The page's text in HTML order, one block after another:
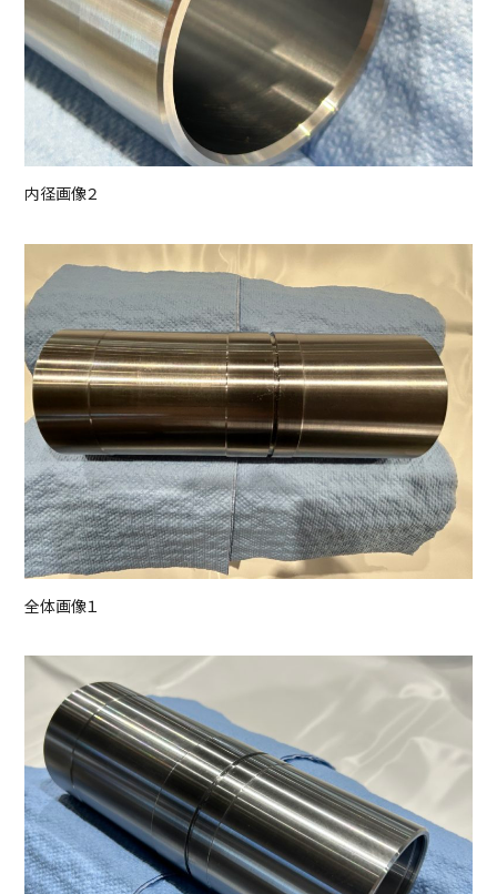
内径画像２
全体画像１